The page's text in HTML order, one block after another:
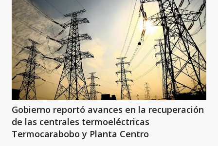
Gobierno reportó avances en la recuperación
de las centrales termoeléctricas
Termocarabobo y Planta Centro